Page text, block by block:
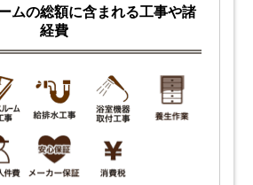
ムの総額に含まれる工事や諸
経費